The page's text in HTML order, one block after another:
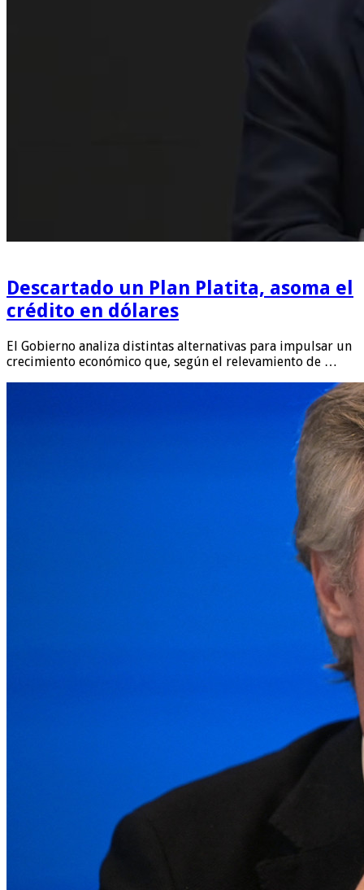
Descartado un Plan Platita, asoma el
crédito en dólares
El Gobierno analiza distintas alternativas para impulsar un
crecimiento económico que, según el relevamiento de …